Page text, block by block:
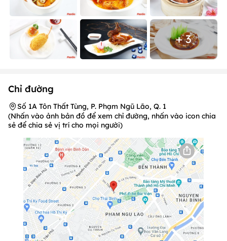
+ 3
Chỉ đường
Số 1A Tôn Thất Tùng, P. Phạm Ngũ Lão, Q. 1
(Nhấn vào ảnh bản đồ để xem chỉ đường, nhấn vào icon chia
sẻ để chia sẻ vị trí cho mọi người)